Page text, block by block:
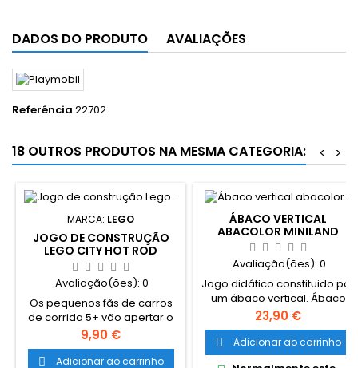
DADOS DO PRODUTO AVALIAÇÕES
Referência 22702
18 OUTROS PRODUTOS NA MESMA CATEGORIA: >
<
MARCA: LEGO
JOGO DE CONSTRUÇÃO
LEGO CITY HOT ROD
Avaliação(ões): 0
Os pequenos fãs de carros
de corrida 5+ vão apertar o
cinto e participar em ação
de corridas velozes com o
LEGO® City Hot Rod (60485).
Preço
9,90 €
 Adicionar ao carrinho
ÁBACO VERTICAL
ABACOLOR MINILAND
Avaliação(ões): 0
Jogo didático constituido por
um ábaco vertical. Ábaco
formado por 5 colunas e
com peças de formas e
cores. Acompanhado de um
pequeno manual com
Preço
23,90 €
 Adicionar ao carrinho